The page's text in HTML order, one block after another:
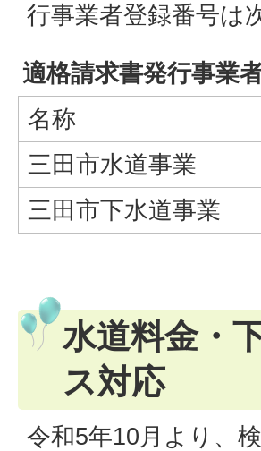
行事業者登録番号は
適格請求書発行事業
名称
三田市水道事業
三田市下水道事業
水道料金・
ス対応
令和5年10月より、